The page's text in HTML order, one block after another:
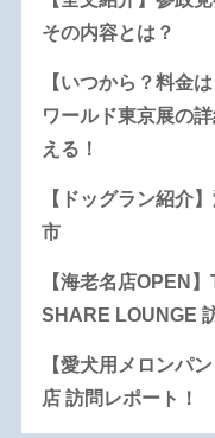
その内容とは？
【いつから？料金
ワールド東京展の
える！
【ドッグラン紹介
市
【海老名店OPEN
SHARE LOUNGE
【愛犬用メロンパ
店 訪問レポート！